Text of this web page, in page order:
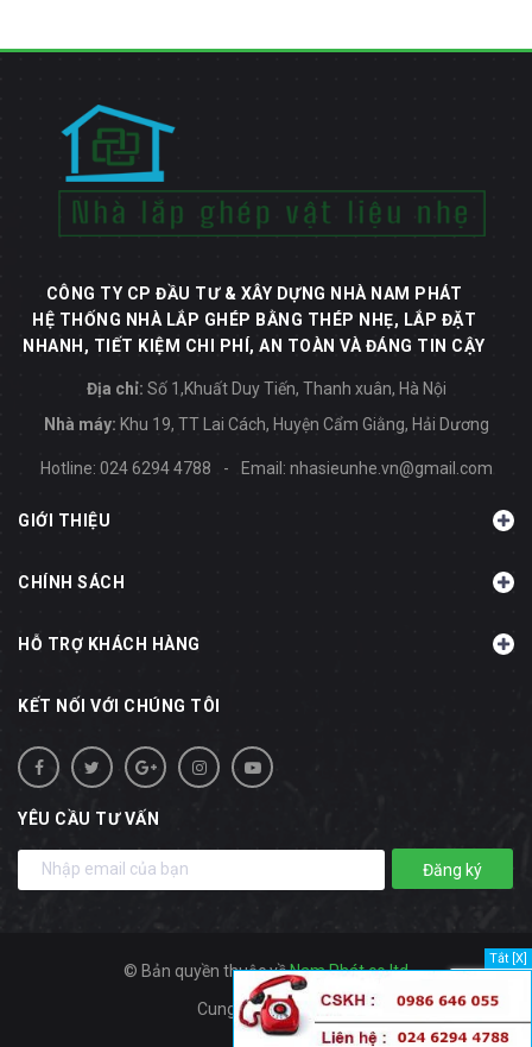
CÔNG TY CP ĐẦU TƯ & XÂY DỰNG NHÀ NAM PHÁT
HỆ THỐNG NHÀ LẮP GHÉP BẰNG THÉP NHẸ, LẮP ĐẶT
NHANH, TIẾT KIỆM CHI PHÍ, AN TOÀN VÀ ĐÁNG TIN CẬY
Địa chỉ: Số 1,Khuất Duy Tiến, Thanh xuân, Hà Nội
Nhà máy: Khu 19, TT Lai Cách, Huyện Cẩm Giằng, Hải Dương
Hotline: 024 6294 4788 - Email: nhasieunhe.vn@gmail.com
GIỚI THIỆU
CHÍNH SÁCH
HỖ TRỢ KHÁCH HÀNG
KẾT NỐI VỚI CHÚNG TÔI
YÊU CẦU TƯ VẤN
Đăng ký
© Bản quyền thuộc vềNam Phát co.ltd
Cung cấp bởiSapo
Tắt [X]